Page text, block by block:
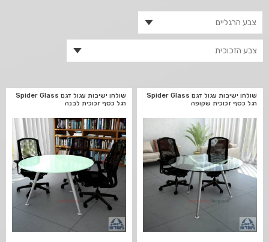
שולחן ישיבות עגול דגם Spider Glass
רגל כסף זכוכית שקופה
שולחן ישיבות עגול דגם Spider Glass
רגל כסף זכוכית לבנה